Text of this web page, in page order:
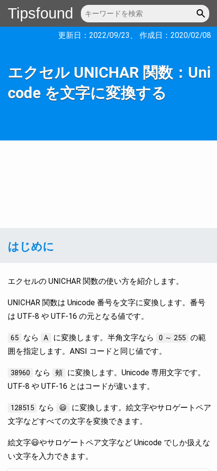
Tipsfound
更新日： 2022/09/23 、 作成日： 2020/02/08
エクセル UNICHAR 関数：Uni
code を文字に変換する
はじめに
エクセルの UNICHAR 関数の使い方を紹介します。
UNICHAR 関数は Unicode 番号を文字に変換します。番号
は UTF-8 や UTF-16 の元となる値です。
65 なら A に変換します。半角文字なら 0 ～ 255 の範
囲を指定します。ANSI コードと同じ値です。
38960 なら 頰
に変換します。Unicode 専用文字です。
UTF-8 や UTF-16 とはコードが違います。
128515 なら 😃
に変換します。絵文字やサロゲートペア
文字などすべての文字を変換できます。
絵文字😃やサロゲートペア文字など Unicode でしか扱えな
い文字を入力できます。